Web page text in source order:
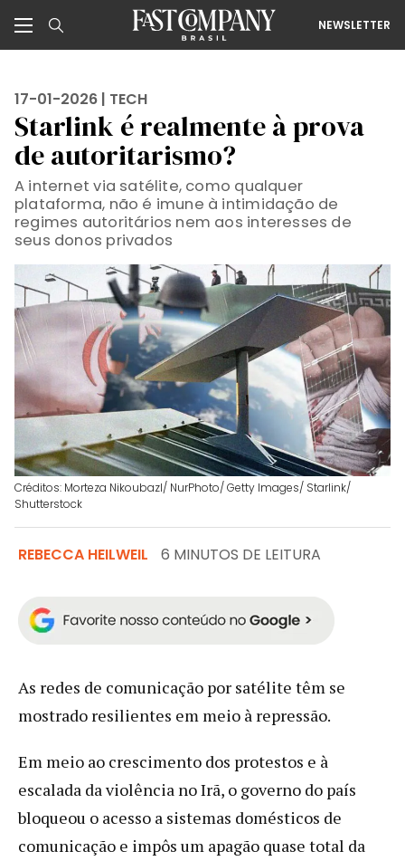
NEWSLETTER
17-01-2026 | TECH
Starlink é realmente à prova
de autoritarismo?
A internet via satélite, como qualquer
plataforma, não é imune à intimidação de
regimes autoritários nem aos interesses de
seus donos privados
Créditos: Morteza Nikoubazl/ NurPhoto/ Getty Images/ Starlink/
Shutterstock
REBECCA HEILWEIL 6 MINUTOS DE LEITURA
As redes de comunicação por satélite têm se
mostrado resilientes em meio à repressão.
Em meio ao crescimento dos protestos e à
escalada da violência no Irã, o governo do país
bloqueou o acesso a sistemas domésticos de
comunicação e impôs um apagão quase total da